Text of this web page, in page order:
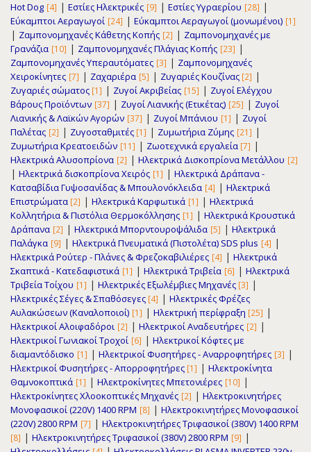
Hot Dog [4] | Εστίες Ηλεκτρικές [9] | Εστίες Υγραερίου [28] |
Εύκαμπτοι Αεραγωγοί [24] | Εύκαμπτοι Αεραγωγοί (μονωμένοι) [1]
| Ζαμπονομηχανές Κάθετης Κοπής [2] | Ζαμπονομηχανές με
Γρανάζια [10] | Ζαμπονομηχανές Πλάγιας Κοπής [23] |
Ζαμπονομηχανές Υπεραυτόματες [3] | Ζαμπονομηχανές
Χειροκίνητες [7] | Ζαχαριέρα [5] | Ζυγαριές Κουζίνας [2] |
Ζυγαριές σώματος [1] | Ζυγοί Ακριβείας [15] | Ζυγοί Ελέγχου
Βάρους Προϊόντων [37] | Ζυγοί Λιανικής (Ετικέτας) [25] | Ζυγοί
Λιανικής & Λαϊκών Αγορών [37] | Ζυγοί Μπάνιου [1] | Ζυγοί
Παλέτας [2] | Ζυγοσταθμιτές [1] | Ζυμωτήρια Ζύμης [21] |
Ζυμωτήρια Κρεατοειδών [11] | Ζωοτεχνικά εργαλεία [7] |
Ηλεκτρικά Αλυσοπρίονα [2] | Ηλεκτρικά Δισκοπρίονα Μετάλλου [2]
| Ηλεκτρικά δισκοπρίονα Χειρός [1] | Ηλεκτρικά Δράπανα -
Κατσαβίδια Γυψοσανίδας & Μπουλονόκλειδα [4] | Ηλεκτρικά
Επιστρώματα [2] | Ηλεκτρικά Καρφωτικά [1] | Ηλεκτρικά
Κολλητήρια & Πιστόλια Θερμοκόλλησης [1] | Ηλεκτρικά Κρουστικά
Δράπανα [2] | Ηλεκτρικά Μπορντουροψάλιδα [5] | Ηλεκτρικά
Παλάγκα [9] | Ηλεκτρικά Πνευματικά (Πιστολέτα) SDS plus [4] |
Ηλεκτρικά Ρούτερ - Πλάνες & Φρεζοκαβιλιέρες [4] | Ηλεκτρικά
Σκαπτικά - Κατεδαφιστικά [1] | Ηλεκτρικά Τριβεία [6] | Ηλεκτρικά
Τριβεία Τοίχου [1] | Ηλεκτρικές Εξωλέμβιες Μηχανές [3] |
Ηλεκτρικές Σέγες & Σπαθόσεγες [4] | Ηλεκτρικές Φρέζες
Αυλακώσεων (Καναλοποιοί) [1] | Ηλεκτρική περίφραξη [25] |
Ηλεκτρικοί Αλοιφαδόροι [2] | Ηλεκτρικοί Αναδευτήρες [2] |
Ηλεκτρικοί Γωνιακοί Τροχοί [6] | Ηλεκτρικοί Κόφτες με
διαμαντόδισκο [1] | Ηλεκτρικοί Φυσητήρες - Αναρροφητήρες [3] |
Ηλεκτρικοί Φυσητήρες - Απορροφητήρες [1] | Ηλεκτροκίνητα
Θαμνοκοπτικά [1] | Ηλεκτροκίνητες Μπετονιέρες [10] |
Ηλεκτροκίνητες Χλοοκοπτικές Μηχανές [2] | Ηλεκτροκινητήρες
Μονοφασικοί (220V) 1400 RPM [8] | Ηλεκτροκινητήρες Μονοφασικοί
(220V) 2800 RPM [7] | Ηλεκτροκινητήρες Τριφασικοί (380V) 1400 RPM
[8] | Ηλεκτροκινητήρες Τριφασικοί (380V) 2800 RPM [9] |